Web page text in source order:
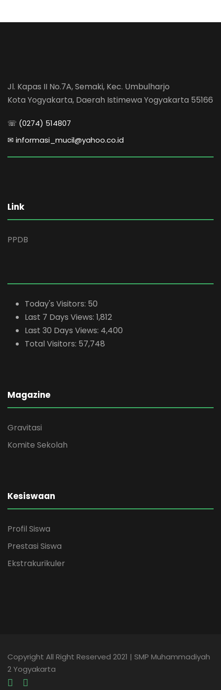
Jl. Kapas II No.7A, Semaki, Kec. Umbulharjo
Kota Yogyakarta, Daerah Istimewa Yogyakarta 55166
☏ (0274) 514807
✉ informasi_mucil@yahoo.co.id
Link
PPDB
Today's Visitors: 50
Last 7 Days Views: 1,812
Last 30 Days Views: 4,400
Total Visitors: 57,748
Magazine
Gravitasi
Komite Sekolah
Kesiswaan
Profil Siswa
Prestasi Siswa
Ekstrakurikuler
Copyright All Right Reserved 2021 | SMP Muhammadiyah
2 Yogyakarta